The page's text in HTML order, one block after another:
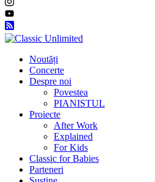
Noutăți
Concerte
Despre noi
Povestea
PIANISTUL
Proiecte
After Work
Explained
For Kids
Classic for Babies
Parteneri